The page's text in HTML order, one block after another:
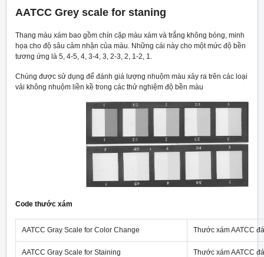
AATCC Grey scale for staning
Thang màu xám bao gồm chín cặp màu xám và trắng không bóng, minh
họa cho độ sâu cảm nhận của màu. Những cái này cho một mức độ bền
tương ứng là 5, 4-5, 4, 3-4, 3, 2-3, 2, 1-2, 1.
Chúng được sử dụng để đánh giá lượng nhuộm màu xảy ra trên các loại
vải không nhuộm liền kề trong các thử nghiệm độ bền màu
Code thước xám
AATCC Gray Scale for Color Change Thước xám AATCC
AATCC Gray Scale for Staining Thước xám AATCC